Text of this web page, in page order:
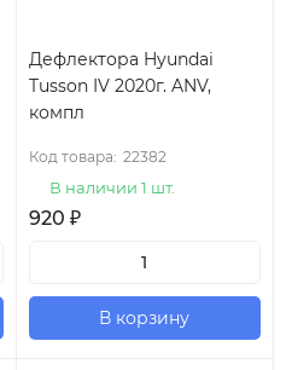
Дефлектора Hyundai
Tusson IV 2020г. ANV,
компл
Код товара: 22382
В наличии 1 шт.
920 ₽
В корзину